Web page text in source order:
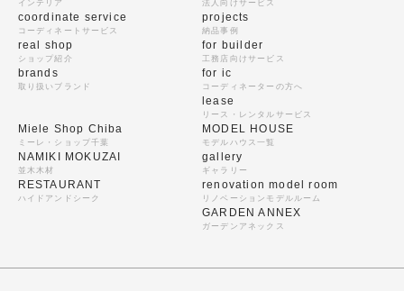
インテリア
coordinate service
コーディネートサービス
real shop
ショップ紹介
brands
取り扱いブランド
法人向けサービス
projects
納品事例
for builder
工務店向けサービス
for ic
コーディネーターの方へ
lease
リース・レンタルサービス
Miele Shop Chiba
ミーレ・ショップ千葉
NAMIKI MOKUZAI
並木木材
RESTAURANT
ハイドアンドシーク
MODEL HOUSE
モデルハウス一覧
gallery
ギャラリー
renovation model room
リノベーションモデルルーム
GARDEN ANNEX
ガーデンアネックス